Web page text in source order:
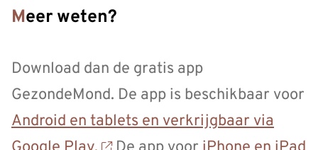
Meer weten?
Download dan de gratis app
GezondeMond. De app is beschikbaar voor
Android en tablets en verkrijgbaar via